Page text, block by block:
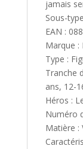
jamais
Sous-
EAN :
Marque :
Type :
Tranche
ans, 12-
Héros :
Numéro
Matière :